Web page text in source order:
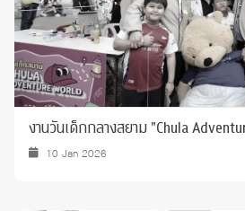
งานวันเด็กกลางสยาม "Chula
10 Jan 2026